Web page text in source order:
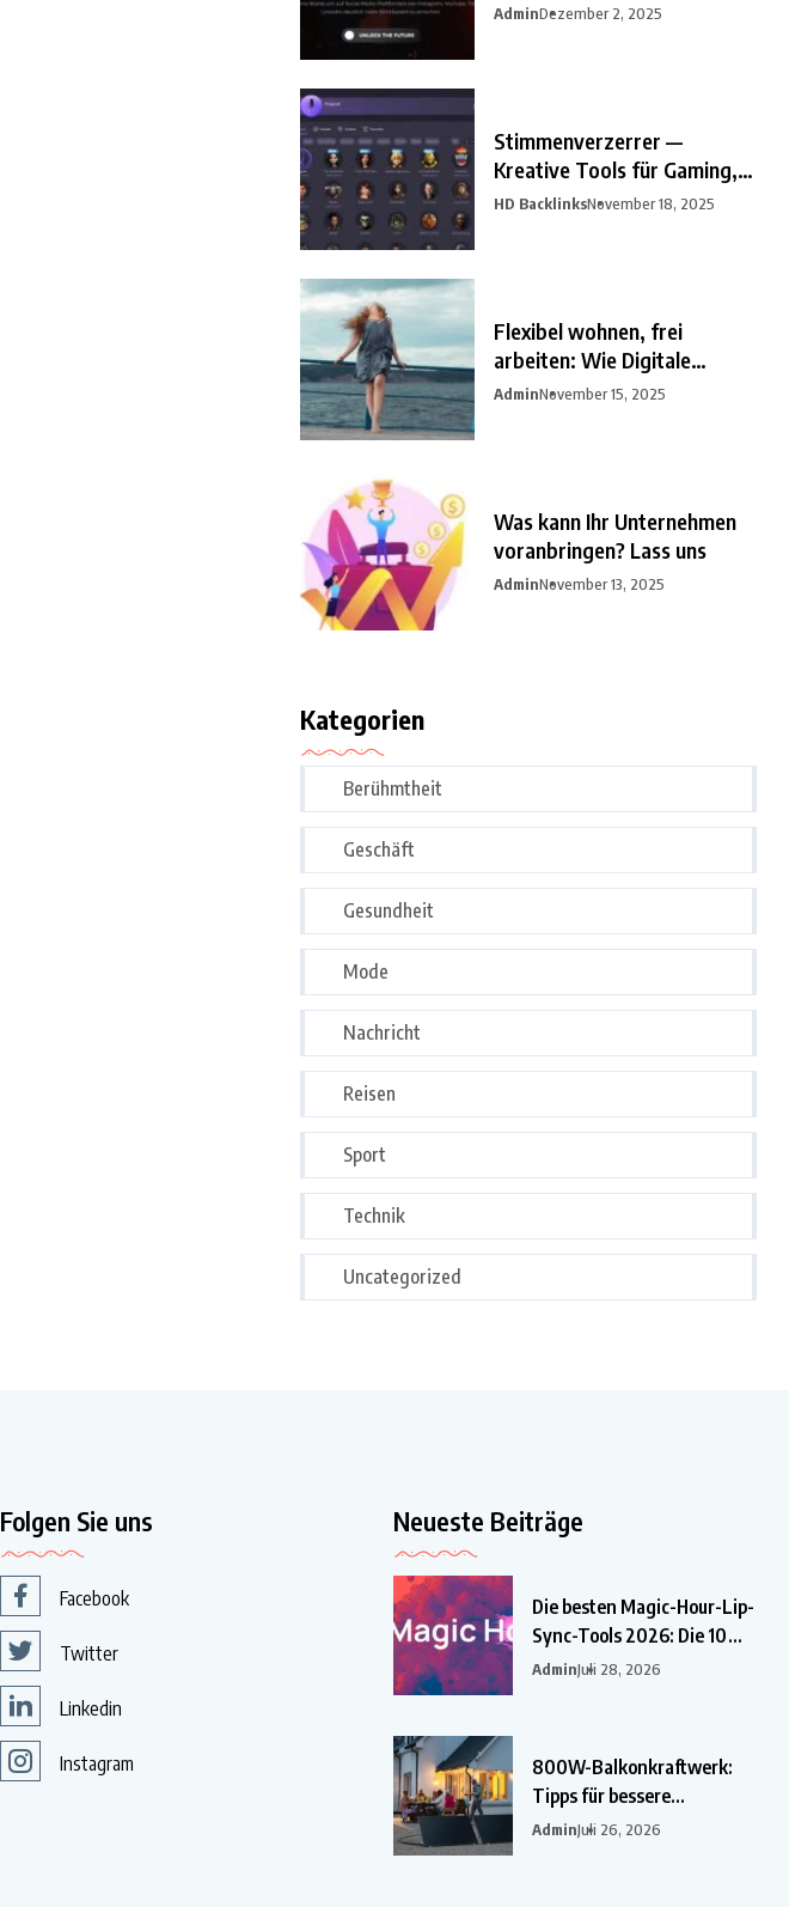
Unternehmen
AdminDezember 2, 2025
Stimmenverzerrer —
Kreative Tools für Gaming,
Streaming
HD BacklinksNovember 18, 2025
Flexibel wohnen, frei
arbeiten: Wie Digitale
Nomaden
AdminNovember 15, 2025
Was kann Ihr Unternehmen
voranbringen? Lass uns
AdminNovember 13, 2025
Kategorien
Berühmtheit
Geschäft
Gesundheit
Mode
Nachricht
Reisen
Sport
Technik
Uncategorized
Folgen Sie uns
Facebook
Twitter
Linkedin
Instagram
Neueste Beiträge
Die besten Magic-Hour-Lip-
Sync-Tools 2026: Die 10
besten
AdminJuli 28, 2026
800W-Balkonkraftwerk:
Tipps für bessere
Einsparungen
AdminJuli 26, 2026